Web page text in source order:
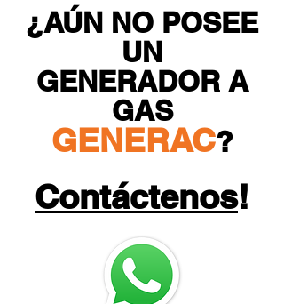
¿AÚN NO POSEE
UN
GENERADOR A
GAS
GENERAC?
Contáctenos!